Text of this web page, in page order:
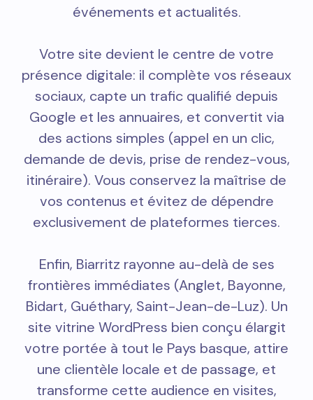
événements et actualités.
Votre site devient le centre de votre
présence digitale: il complète vos réseaux
sociaux, capte un trafic qualifié depuis
Google et les annuaires, et convertit via
des actions simples (appel en un clic,
demande de devis, prise de rendez-vous,
itinéraire). Vous conservez la maîtrise de
vos contenus et évitez de dépendre
exclusivement de plateformes tierces.
Enfin, Biarritz rayonne au-delà de ses
frontières immédiates (Anglet, Bayonne,
Bidart, Guéthary, Saint-Jean-de-Luz). Un
site vitrine WordPress bien conçu élargit
votre portée à tout le Pays basque, attire
une clientèle locale et de passage, et
transforme cette audience en visites,